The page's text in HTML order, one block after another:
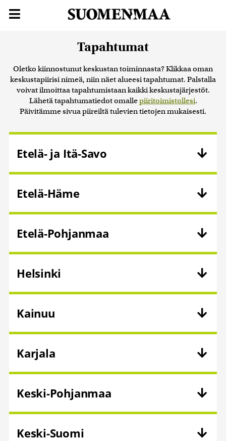
Tapahtumat
Oletko kiinnostunut keskustan toiminnasta? Klikkaa oman
keskustapiirisi nimeä, niin näet alueesi tapahtumat. Palstalla
voivat ilmoittaa tapahtumistaan kaikki keskustajärjestöt.
Lähetä tapahtumatiedot omallepiiritoimistollesi.
Päivitämme sivua piireiltä tulevien tietojen mukaisesti.
Etelä- ja Itä-Savo
Etelä-Häme
Etelä-Pohjanmaa
Helsinki
Kainuu
Karjala
Keski-Pohjanmaa
Keski-Suomi